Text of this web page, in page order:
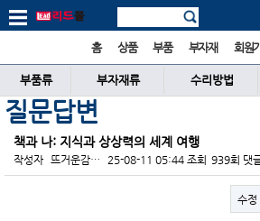
홈 상품 부품 부자재 회원
부품류 부자재류 수리방법
질문답변
책과 나: 지식과 상상력의 세계 여행
작성자 뜨거운감… 25-08-11 05:44 조회 939회 댓
수정